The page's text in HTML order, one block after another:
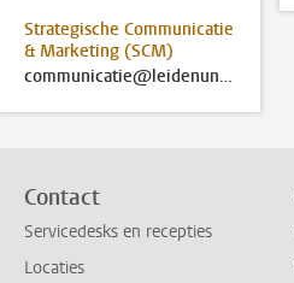
Strategische Communicatie
& Marketing (SCM)
communicatie@leidenuniv.nl
Contact
Servicedesks en recepties
Locaties